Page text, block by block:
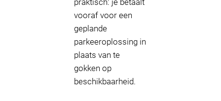
praktisch: je betaalt
vooraf voor een
geplande
parkeeroplossing in
plaats van te
gokken op
beschikbaarheid.